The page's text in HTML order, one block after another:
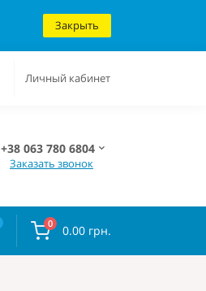
Закрыть
Личный кабинет
+38 063 780 6804
Заказать звонок
0 0.00 грн.